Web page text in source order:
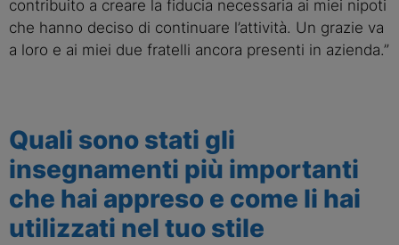
contribuito a creare la fiducia necessaria ai miei nipoti
che hanno deciso di continuare l’attività. Un grazie va
a loro e ai miei due fratelli ancora presenti in azienda.”
Quali sono stati gli
insegnamenti più importanti
che hai appreso e come li hai
utilizzati nel tuo stile